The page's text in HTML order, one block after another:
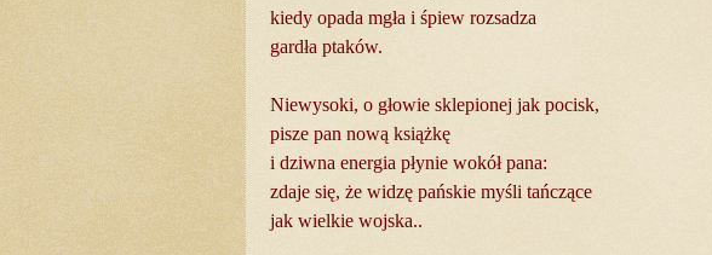
kiedy opada mgła i śpiew rozsadza
gardła ptaków.
Niewysoki, o głowie sklepionej jak pocisk,
pisze pan nową książkę
i dziwna energia płynie wokół pana:
zdaje się, że widzę pańskie myśli tańczące
jak wielkie wojska..